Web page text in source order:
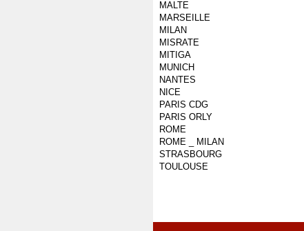
MALTE
MARSEILLE
MILAN
MISRATE
MITIGA
MUNICH
NANTES
NICE
PARIS CDG
PARIS ORLY
ROME
ROME _ MILAN
STRASBOURG
TOULOUSE